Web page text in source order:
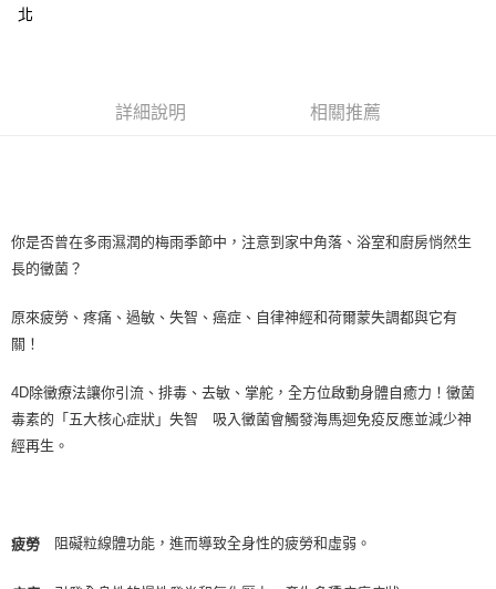
北
詳細說明 相關推薦
你是否曾在多雨濕潤的梅雨季節中，注意到家中角落、浴室和廚房悄然生
長的黴菌？
原來疲勞、疼痛、過敏、失智、癌症、自律神經和荷爾蒙失調都與它有
關！
4D除黴療法讓你引流、排毒、去敏、掌舵，全方位啟動身體自癒力！黴菌
毒素的「五大核心症狀」失智 吸入黴菌會觸發海馬迴免疫反應並減少神
經再生。
疲勞 阻礙粒線體功能，進而導致全身性的疲勞和虛弱。